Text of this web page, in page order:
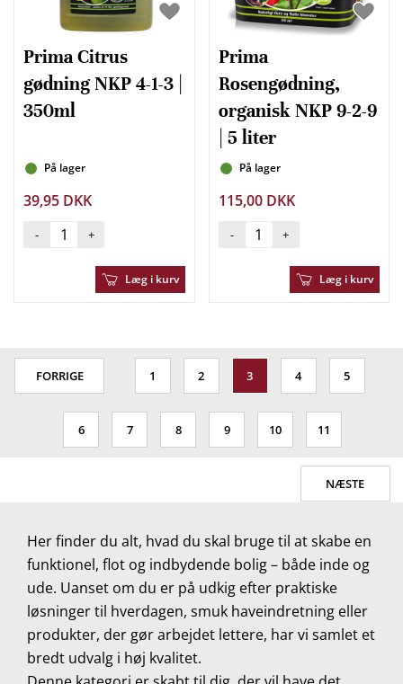
Prima Citrus
gødning NKP 4-1-3 |
350ml
På lager
39,95 DKK
- +
Læg i kurv
Prima
Rosengødning,
organisk NKP 9-2-9
| 5 liter
På lager
115,00 DKK
- +
Læg i kurv
FORRIGE 1 2 3 4 5
6 7 8 9 10 11
NÆSTE
Her finder du alt, hvad du skal bruge til at skabe en
funktionel, flot og indbydende bolig – både inde og
ude. Uanset om du er på udkig efter praktiske
løsninger til hverdagen, smuk haveindretning eller
produkter, der gør arbejdet lettere, har vi samlet et
bredt udvalg i høj kvalitet.